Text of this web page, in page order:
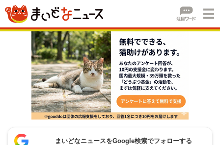
まいどなニュースをGoogle検索でフォローする